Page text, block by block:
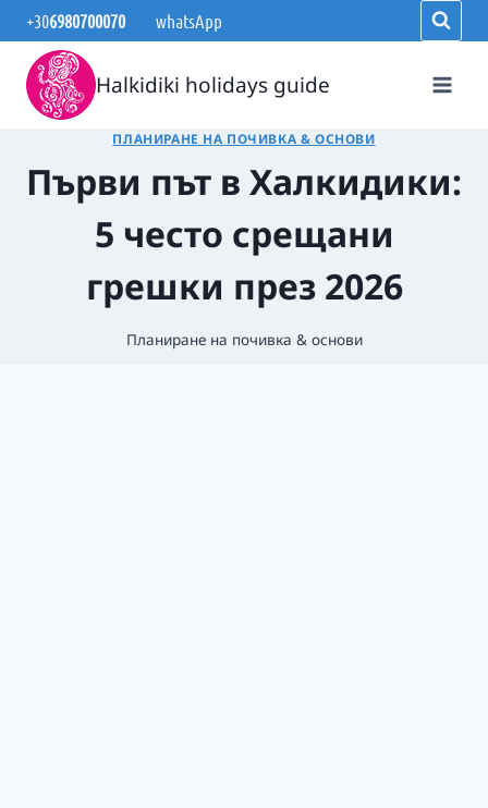
Към
съдържанието
+306980700070 whatsApp
Halkidiki holidays guide
ПЛАНИРАНЕ НА ПОЧИВКА & ОСНОВИ
Първи път в Халкидики:
5 често срещани
грешки през 2026
Планиране на почивка & основи